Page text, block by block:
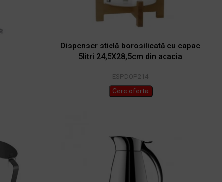
Dispenser sticlă borosilicată cu capac
5litri 24,5X28,5cm din acacia
ESPDOP214
Cere oferta